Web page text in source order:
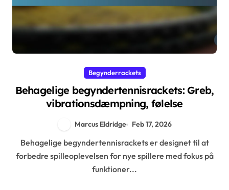
Begynderrackets
Behagelige begyndertennisrackets: Greb,
vibrationsdæmpning, følelse
Marcus Eldridge Feb 17, 2026
Behagelige begyndertennisrackets er designet til at
forbedre spilleoplevelsen for nye spillere med fokus på
funktioner...